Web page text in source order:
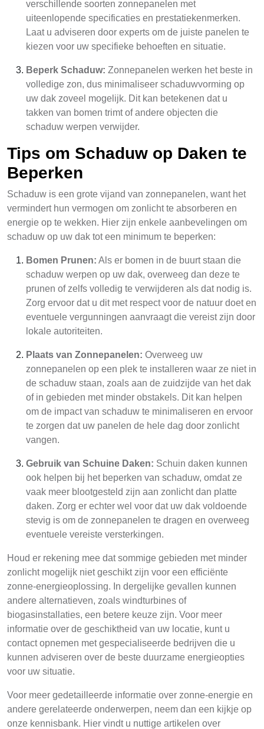
verschillende soorten zonnepanelen met
uiteenlopende specificaties en prestatiekenmerken.
Laat u adviseren door experts om de juiste panelen te
kiezen voor uw specifieke behoeften en situatie.
Beperk Schaduw: Zonnepanelen werken het beste in
volledige zon, dus minimaliseer schaduwvorming op
uw dak zoveel mogelijk. Dit kan betekenen dat u
takken van bomen trimt of andere objecten die
schaduw werpen verwijder.
Tips om Schaduw op Daken te
Beperken
Schaduw is een grote vijand van zonnepanelen, want het
vermindert hun vermogen om zonlicht te absorberen en
energie op te wekken. Hier zijn enkele aanbevelingen om
schaduw op uw dak tot een minimum te beperken:
Bomen Prunen: Als er bomen in de buurt staan die
schaduw werpen op uw dak, overweeg dan deze te
prunen of zelfs volledig te verwijderen als dat nodig is.
Zorg ervoor dat u dit met respect voor de natuur doet en
eventuele vergunningen aanvraagt die vereist zijn door
lokale autoriteiten.
Plaats van Zonnepanelen: Overweeg uw
zonnepanelen op een plek te installeren waar ze niet in
de schaduw staan, zoals aan de zuidzijde van het dak
of in gebieden met minder obstakels. Dit kan helpen
om de impact van schaduw te minimaliseren en ervoor
te zorgen dat uw panelen de hele dag door zonlicht
vangen.
Gebruik van Schuine Daken: Schuin daken kunnen
ook helpen bij het beperken van schaduw, omdat ze
vaak meer blootgesteld zijn aan zonlicht dan platte
daken. Zorg er echter wel voor dat uw dak voldoende
stevig is om de zonnepanelen te dragen en overweeg
eventuele vereiste versterkingen.
Houd er rekening mee dat sommige gebieden met minder
zonlicht mogelijk niet geschikt zijn voor een efficiënte
zonne-energieoplossing. In dergelijke gevallen kunnen
andere alternatieven, zoals windturbines of
biogasinstallaties, een betere keuze zijn. Voor meer
informatie over de geschiktheid van uw locatie, kunt u
contact opnemen met gespecialiseerde bedrijven die u
kunnen adviseren over de beste duurzame energieopties
voor uw situatie.
Voor meer gedetailleerde informatie over zonne-energie en
andere gerelateerde onderwerpen, neem dan een kijkje op
onze kennisbank. Hier vindt u nuttige artikelen over